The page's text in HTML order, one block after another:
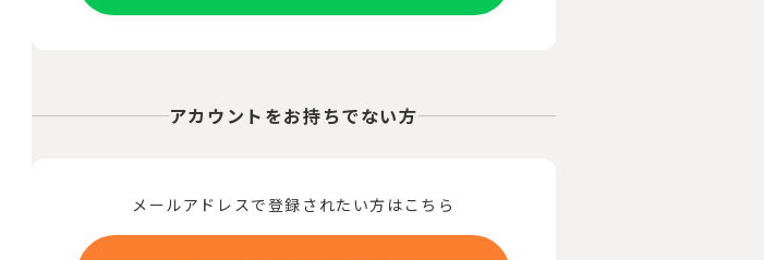
アカウントをお持ちでない方
メールアドレスで登録されたい方はこちら